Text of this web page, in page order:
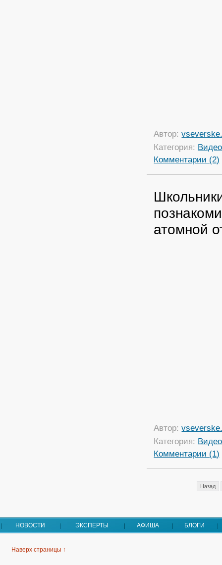
Автор:
Категория: Видео
Комментарии (2)
атомной
Автор:
Категория: Видео
Комментарии (1)
Назад
НОВОСТИ ЭКСПЕРТЫ АФИША БЛОГИ
Наверх страницы ↑